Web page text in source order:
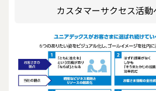
カスタマーサクセス活